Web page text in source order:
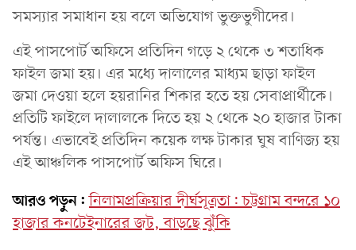
সমস্যার সমাধান হয় বলে অভিযোগ ভুক্তভুগীদের।
এই পাসপোর্ট অফিসে প্রতিদিন গড়ে ২ থেকে ৩ শতাধিক
ফাইল জমা হয়। এর মধ্যে দালালের মাধ্যম ছাড়া ফাইল
জমা দেওয়া হলে হয়রানির শিকার হতে হয় সেবাপ্রার্থীকে।
প্রতিটি ফাইলে দালালকে দিতে হয় ২ থেকে ২০ হাজার টাকা
পর্যন্ত। এভাবেই প্রতিদিন কয়েক লক্ষ টাকার ঘুষ বাণিজ্য হয়
এই আঞ্চলিক পাসপোর্ট অফিস ঘিরে।
আরও পড়ুন: নিলামপ্রক্রিয়ার দীর্ঘসূত্রতা: চট্টগ্রাম বন্দরে ১০
হাজার কনটেইনারের জট, বাড়ছে ঝুঁকি